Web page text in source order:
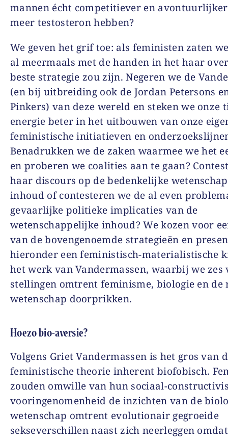
mannen écht competitiever en
meer testosteron hebben?
We geven het grif toe: als feministen zaten
al meermaals met de handen in het haar
beste strategie zou zijn. Negeren we de
(en bij uitbreiding ook de Jordan Petersons
Pinkers) van deze wereld en steken we onze
energie beter in het uitbouwen van onze
feministische initiatieven en
Benadrukken we de zaken waarmee we het
en proberen we coalities aan te gaan?
haar discours op de bedenkelijke
inhoud of contesteren we de al even
gevaarlijke politieke implicaties van de
wetenschappelijke inhoud? We kozen voor
van de bovengenoemde strategieën en
hieronder een feministisch-materialistische
het werk van Vandermassen, waarbij we zes
stellingen omtrent feminisme, biologie en de
wetenschap doorprikken.
Hoezo bio-aversie?
Volgens Griet Vandermassen is het gros van
feministische theorie inherent biofobisch.
zouden omwille van hun sociaal-
vooringenomenheid de inzichten van de
wetenschap omtrent evolutionair gegroeide
sekseverschillen naast zich neerleggen